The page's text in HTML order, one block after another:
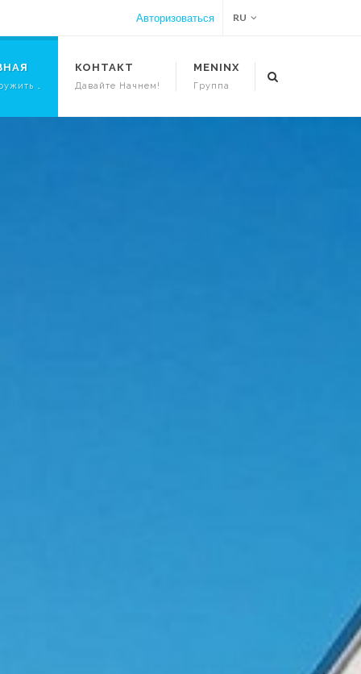
Авторизоваться RU
…
КОНТАКТ
Давайте Начнем!
MENINX
Группа